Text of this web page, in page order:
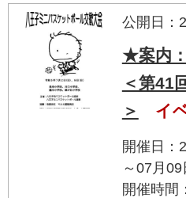
公開日：
★案内
＜第41
＞
イ
開催日：
～07月09
開催時間